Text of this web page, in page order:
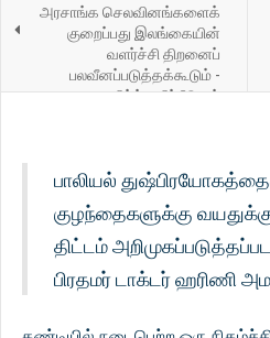
அரசாங்க செலவினங்களைக்
குறைப்பது இலங்கையின்
வளர்ச்சி திறனைப்
பலவீனப்படுத்தக்கூடும் -
ஃபிட்ச் மதிப்பீடுகள்
பாலியல்
குழந்தைகளுக்கு
திட்டம்
பிரதமர் டாக்டர் ஹரிணி